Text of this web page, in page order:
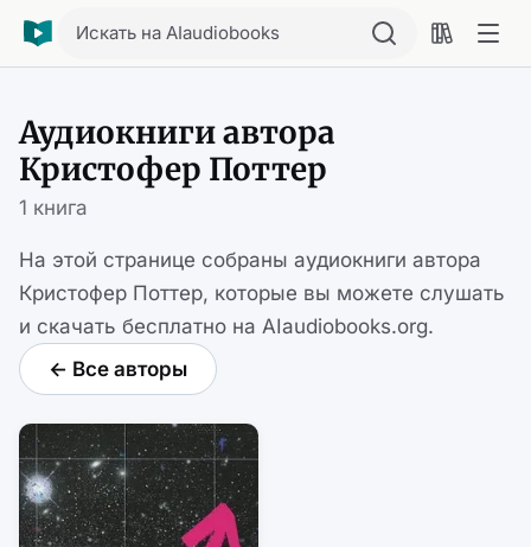
Искать на AIaudiobooks
Аудиокниги автора
Кристофер Поттер
1 книга
На этой странице собраны аудиокниги автора
Кристофер Поттер, которые вы можете слушать
и скачать бесплатно на AIaudiobooks.org.
← Все авторы